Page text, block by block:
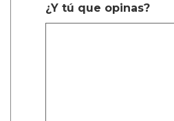
¿Y tú que opinas?